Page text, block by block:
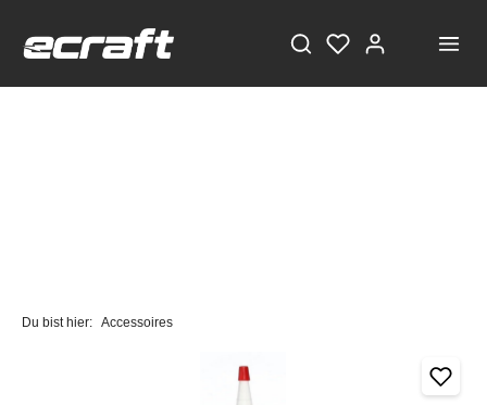
Du bist hier: Accessoires